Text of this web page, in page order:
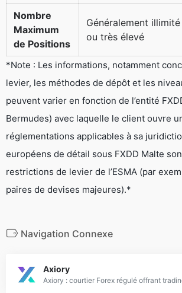
Nombre
Maximum
de Positions
Généralement illimité
ou très élevé
*Note : Les informations, notamment
levier, les méthodes de dépôt et les
peuvent varier en fonction de l’entité
Bermudes) avec laquelle le client ouvre
réglementations applicables à sa
européens de détail sous FXDD Malte
restrictions de levier de l’ESMA (par
paires de devises majeures).*
Navigation Connexe
Axiory